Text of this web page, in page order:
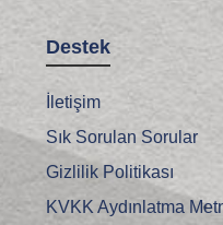
Destek
İletişim
Sık Sorulan Sorular
Gizlilik Politikası
KVKK Aydınlatma